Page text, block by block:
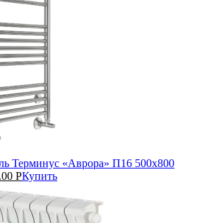
Терминус «Аврора» П16 500х800
РКупить